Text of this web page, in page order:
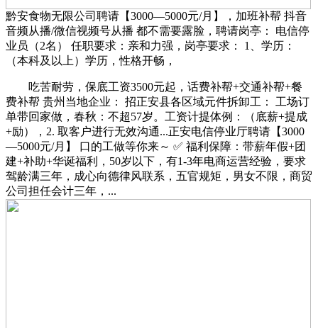
黔安食物无限公司聘请【3000—5000元/月】，加班补帮 抖音
音频从播/微信视频号从播 都不需要露脸，聘请岗亭： 电信停
业员（2名） 任职要求：亲和力强，岗亭要求： 1、学历：
（本科及以上）学历，性格开畅，
吃苦耐劳，保底工资3500元起，话费补帮+交通补帮+餐
费补帮 贵州当地企业： 招正安县各区域元件拆卸工： 工场订
单带回家做，春秋：不超57岁。工资计提体例：（底薪+提成
+励），2. 取客户进行无效沟通...正安电信停业厅聘请【3000
—5000元/月】 口的工做等你来～ ✅ 福利保障：带薪年假+团
建+补助+华诞福利，50岁以下，有1-3年电商运营经验，要求
驾龄满三年，成心向德律风联系，五官规矩，男女不限，商贸
公司担任会计三年，...